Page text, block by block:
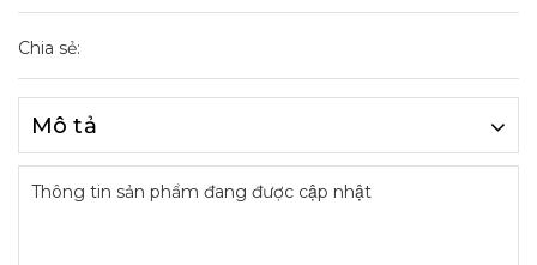
Chia sẻ:
Mô tả
Thông tin sản phẩm đang được cập nhật